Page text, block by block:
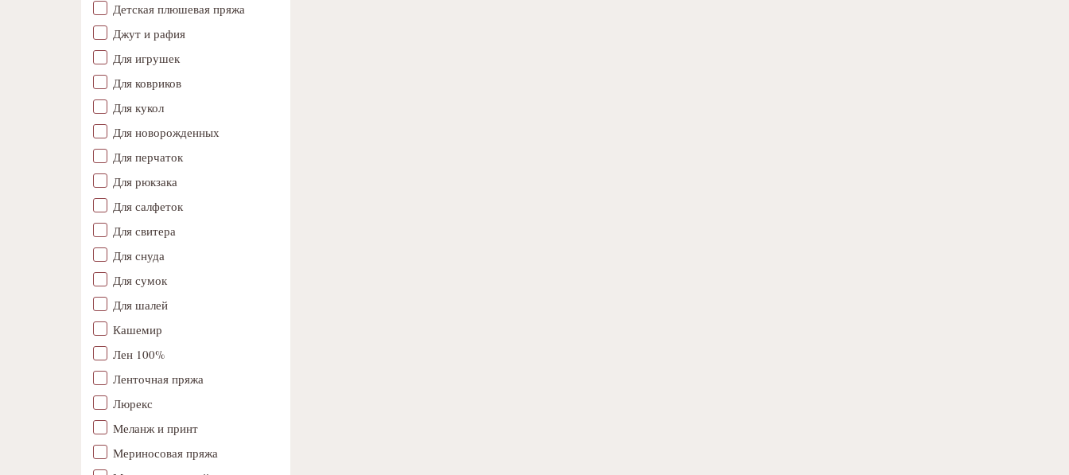
Детская плюшевая пряжа
Джут и рафия
Для игрушек
Для ковриков
Для кукол
Для новорожденных
Для перчаток
Для рюкзака
Для салфеток
Для свитера
Для снуда
Для сумок
Для шалей
Кашемир
Лен 100%
Ленточная пряжа
Люрекс
Меланж и принт
Мериносовая пряжа